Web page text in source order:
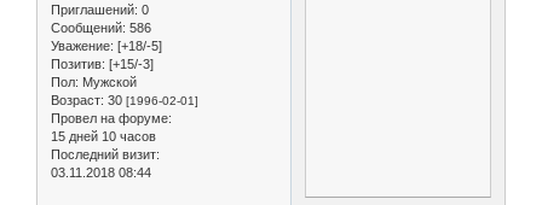
Приглашений: 0
Сообщений: 586
Уважение: [+18/-5]
Позитив: [+15/-3]
Пол: Мужской
Возраст: 30 [1996-02-01]
Провел на форуме:
15 дней 10 часов
Последний визит:
03.11.2018 08:44